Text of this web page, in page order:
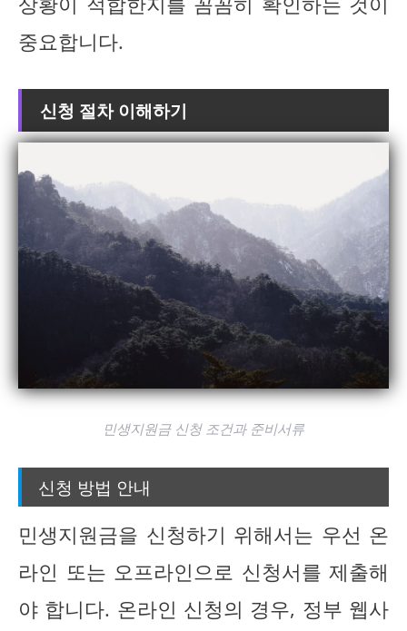
중요합니다.
신청 절차 이해하기
민생지원금 신청 조건과 준비서류
신청 방법 안내
민생지원금을 신청하기 위해서는 우선 온
라인 또는 오프라인으로 신청서를 제출해
야 합니다. 온라인 신청의 경우, 정부 웹사